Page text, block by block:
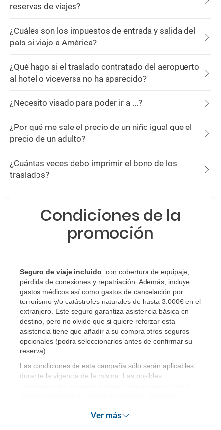
reservas de viajes?
¿Cuáles son los impuestos de entrada y salida del
país si viajo a América?
¿Qué hago si el traslado contratado del aeropuerto
al hotel o viceversa no ha aparecido?
¿Necesito visado para poder ir a ...?
¿Por qué me sale el precio de un niño igual que el
precio de un adulto?
¿Cuántas veces debo imprimir el bono de los
traslados?
Condiciones de la
promoción
Seguro de viaje incluido con cobertura de equipaje,
pérdida de conexiones y repatriación. Además, incluye
gastos médicos así como gastos de cancelación por
terrorismo y/o catástrofes naturales de hasta 3.000€ en el
extranjero. Este seguro garantiza asistencia básica en
destino, pero no olvide que si quiere reforzar esta
asistencia tiene que añadir a su compra otros seguros
opcionales (podrá seleccionarlos antes de confirmar su
reserva)
Las condiciones de esta campaña sólo serán aplicables
durante la vigencia de la misma. Las posibles
Ver más